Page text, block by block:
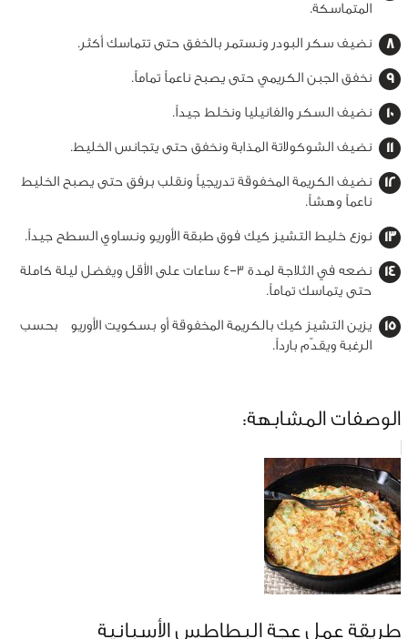
المتماسكة.
نضيف سكر البودر ونستمر بالخفق حتى تتماسك أكثر.
نخفق الجبن الكريمي حتى يصبح ناعماً تماماً.
نضيف السكر والفانيليا ونخلط جيداً.
نضيف الشوكولاتة المذابة ونخفق حتى يتجانس الخليط.
نضيف الكريمة المخفوقة تدريجياً ونقلب برفق حتى يصبح الخليط
ناعماً وهشاً.
نوزع خليط التشيز كيك فوق طبقة الأوريو ونساوي السطح جيداً.
نضعه في الثلاجة لمدة 3–4 ساعات على الأقل ويفضل ليلة كاملة
حتى يتماسك تماماً.
يزين التشيز كيك بالكريمة المخفوقة أو بسكويت الأوريو بحسب
الرغبة ويقدّم بارداً.
الوصفات المشابهة:
طريقة عمل عجة البطاطس الأسبانية